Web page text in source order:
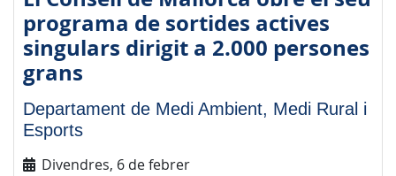
programa de sortides actives
singulars dirigit a 2.000 persones
grans
Departament de Medi Ambient, Medi Rural i
Esports
Divendres, 6 de febrer